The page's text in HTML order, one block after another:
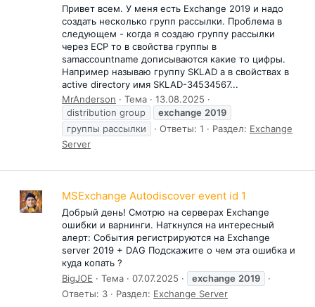
Привет всем. У меня есть Exchange 2019 и надо
создать несколько групп рассылки. Проблема в
следующем - когда я создаю группу рассылки
через ECP то в свойства группы в
samaccountname дописываются какие то цифры.
Например называю группу SKLAD а в свойствах в
active directory имя SKLAD-34534567...
MrAnderson
Тема
13.08.2025
distribution group
exchange 2019
группы рассылки
Ответы: 1 Раздел: Exchange
Server
MSExchange Autodiscover event id 1
Добрый день! Смотрю на серверах Exchange
ошибки и варнинги. Наткнулся на интересный
алерт: События регистрируются на Exchange
server 2019 + DAG Подскажите о чем эта ошибка и
куда копать ?
BigJOE
Тема 07.07.2025 exchange 2019
Ответы: 3
Раздел: Exchange Server